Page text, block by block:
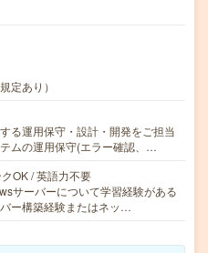
定あり）
る運用保守・設計・開発をご担当
ムの運用保守(エラー確認、…
OK / 英語力不要
サーバーについて学習経験がある
ー構築経験またはネッ…